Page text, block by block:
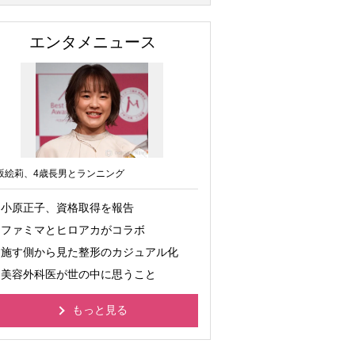
エンタメニュース
絵莉、4歳長男とランニング
小原正子、資格取得を報告
ファミマとヒロアカがコラボ
施す側から見た整形のカジュアル化
美容外科医が世の中に思うこと
もっと見る